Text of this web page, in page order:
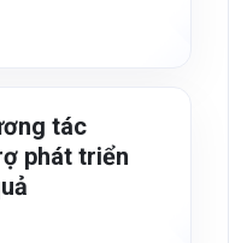
tác
phát triển